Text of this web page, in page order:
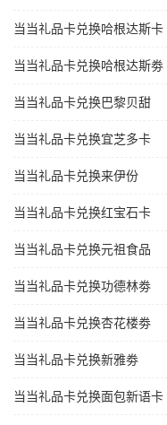
当当礼品卡兑换哈根达斯卡
当当礼品卡兑换哈根达斯劵
当当礼品卡兑换巴黎贝甜
当当礼品卡兑换宜芝多卡
当当礼品卡兑换来伊份
当当礼品卡兑换红宝石卡
当当礼品卡兑换元祖食品
当当礼品卡兑换功德林劵
当当礼品卡兑换杏花楼劵
当当礼品卡兑换新雅劵
当当礼品卡兑换面包新语卡